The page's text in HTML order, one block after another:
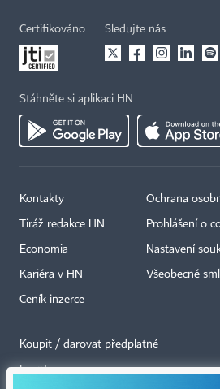
Certifikováno Sledujte nás
Stáhněte si aplikaci HN
Kontakty
Tiráž redakce HN
Economia
Kariéra v HN
Ceník inzerce
Ochrana
Prohlášení o
Nastavení
Všeobecné
Koupit / darovat předplatné
Eventy